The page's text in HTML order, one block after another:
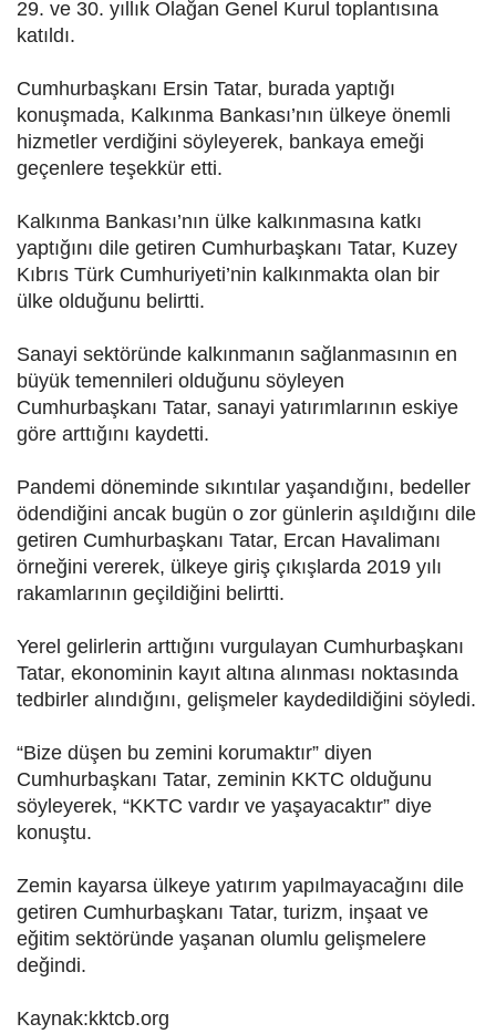
29. ve 30. yıllık Olağan Genel Kurul toplantısına
katıldı.
Cumhurbaşkanı Ersin Tatar, burada yaptığı
konuşmada, Kalkınma Bankası’nın ülkeye önemli
hizmetler verdiğini söyleyerek, bankaya emeği
geçenlere teşekkür etti.
Kalkınma Bankası’nın ülke kalkınmasına katkı
yaptığını dile getiren Cumhurbaşkanı Tatar, Kuzey
Kıbrıs Türk Cumhuriyeti’nin kalkınmakta olan bir
ülke olduğunu belirtti.
Sanayi sektöründe kalkınmanın sağlanmasının en
büyük temennileri olduğunu söyleyen
Cumhurbaşkanı Tatar, sanayi yatırımlarının eskiye
göre arttığını kaydetti.
Pandemi döneminde sıkıntılar yaşandığını, bedeller
ödendiğini ancak bugün o zor günlerin aşıldığını dile
getiren Cumhurbaşkanı Tatar, Ercan Havalimanı
örneğini vererek, ülkeye giriş çıkışlarda 2019 yılı
rakamlarının geçildiğini belirtti.
Yerel gelirlerin arttığını vurgulayan Cumhurbaşkanı
Tatar, ekonominin kayıt altına alınması noktasında
tedbirler alındığını, gelişmeler kaydedildiğini söyledi.
“Bize düşen bu zemini korumaktır” diyen
Cumhurbaşkanı Tatar, zeminin KKTC olduğunu
söyleyerek, “KKTC vardır ve yaşayacaktır” diye
konuştu.
Zemin kayarsa ülkeye yatırım yapılmayacağını dile
getiren Cumhurbaşkanı Tatar, turizm, inşaat ve
eğitim sektöründe yaşanan olumlu gelişmelere
değindi.
Kaynak:kktcb.org